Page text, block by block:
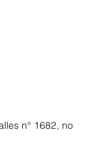
n° 1682, no